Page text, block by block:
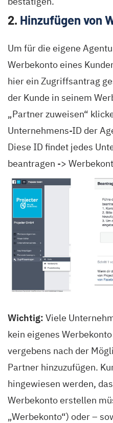
2. Hinzufügen von
Um für die eigene
Werbekonto eines
hier ein Zugriffsantrag
der Kunde in seinem
„Partner zuweisen“
Unternehmens-ID der
Diese ID findet jedes
beantragen ->
Wichtig: Viele
kein eigenes
vergebens nach der
Partner hinzuzufügen.
hingewiesen werden,
Werbekonto erstellen
„Werbekonto“) oder –